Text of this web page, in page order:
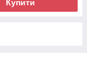
Купити